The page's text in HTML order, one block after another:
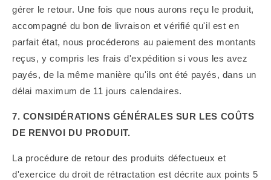
gérer le retour. Une fois que nous aurons reçu le produit,
accompagné du bon de livraison et vérifié qu'il est en
parfait état, nous procéderons au paiement des montants
reçus, y compris les frais d'expédition si vous les avez
payés, de la même manière qu'ils ont été payés, dans un
délai maximum de 11 jours calendaires.
7. CONSIDÉRATIONS GÉNÉRALES SUR LES COÛTS
DE RENVOI DU PRODUIT.
La procédure de retour des produits défectueux et
d'exercice du droit de rétractation est décrite aux points 5